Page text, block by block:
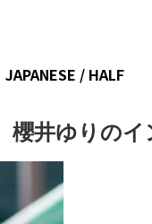
JAPANESE / HALF
】櫻井ゆりの